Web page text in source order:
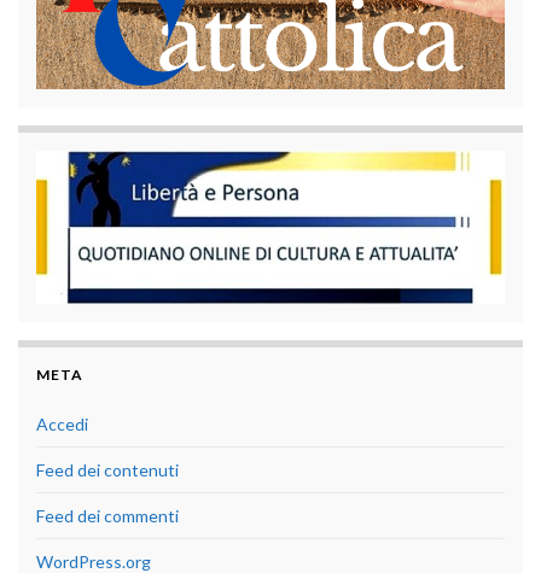
META
Accedi
Feed dei contenuti
Feed dei commenti
WordPress.org